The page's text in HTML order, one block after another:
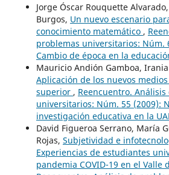
Jorge Óscar Rouquette
Burgos, Un nuevo escenario
conocimiento matemático ,
problemas universitarios: Núm.
Cambio de época en la
Mauricio Andión Gamboa,
Aplicación de los nuevos
superior , Reencuentro.
universitarios: Núm. 55 (2009):
investigación educativa en la
David Figueroa Serrano, María
Rojas, Subjetividad e
Experiencias de estudiantes
pandemia COVID-19 en el Valle